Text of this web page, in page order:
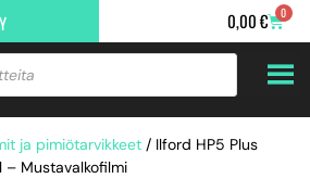
0,00€ 0
ja pimiötarvikkeet / Ilford HP5 Plus
Mustavalkofilmi